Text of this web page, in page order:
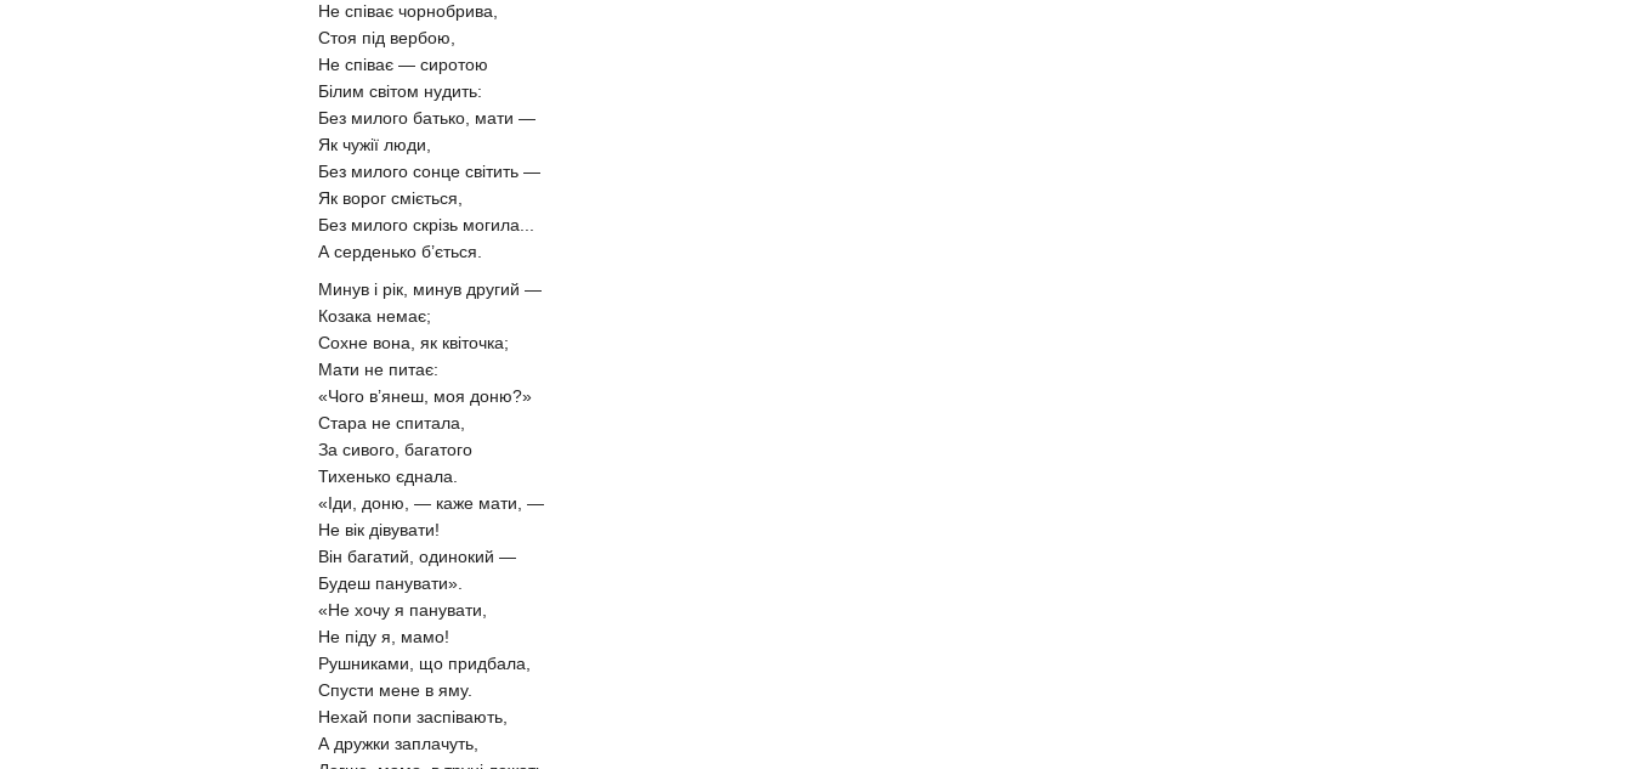
Не співає чорнобрива,
Стоя під вербою,
Не співає — сиротою
Білим світом нудить:
Без милого батько, мати —
Як чужії люди,
Без милого сонце світить —
Як ворог сміється,
Без милого скрізь могила...
А серденько б’ється.
Минув і рік, минув другий —
Козака немає;
Сохне вона, як квіточка;
Мати не питає:
«Чого в’янеш, моя доню?»
Стара не спитала,
За сивого, багатого
Тихенько єднала.
«Іди, доню, — каже мати, —
Не вік дівувати!
Він багатий, одинокий —
Будеш панувати».
«Не хочу я панувати,
Не піду я, мамо!
Рушниками, що придбала,
Спусти мене в яму.
Нехай попи заспівають,
А дружки заплачуть,